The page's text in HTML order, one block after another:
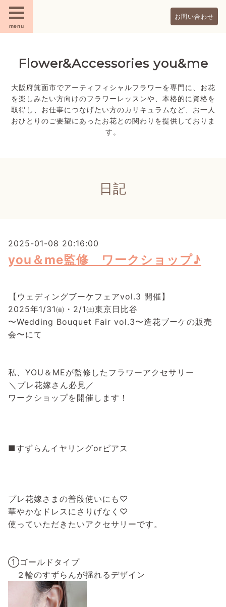
menu
お問い合わせ
Flower&Accessories you&me
大阪府箕面市でアーティフィシャルフラワーを専門に、お花
を楽しみたい方向けのフラワーレッスンや、本格的に資格を
取得し、お仕事につなげたい方のカリキュラムなど、お一人
おひとりのご要望にあったお花との関わりを提供しておりま
す。
日記
2025-01-08 20:16:00
you＆me監修 ワークショップ♪
【ウェディングブーケフェアvol.3 開催】
2025年1/31㈮・2/1㈯東京日比谷
〜Wedding Bouquet Fair vol.3〜造花ブーケの販売
会〜にて
私、YOU＆MEが監修したフラワーアクセサリー
＼プレ花嫁さん必見／⁡
ワークショップを開催します！⁡
■すずらんイヤリングorピアス
プレ花嫁さまの普段使いにも♡⁡
華やかなドレスにさりげなく♡⁡
使っていただきたいアクセサリーです。⁡
①ゴールドタイプ⁡
２輪のすずらんが揺れるデザイン⁡